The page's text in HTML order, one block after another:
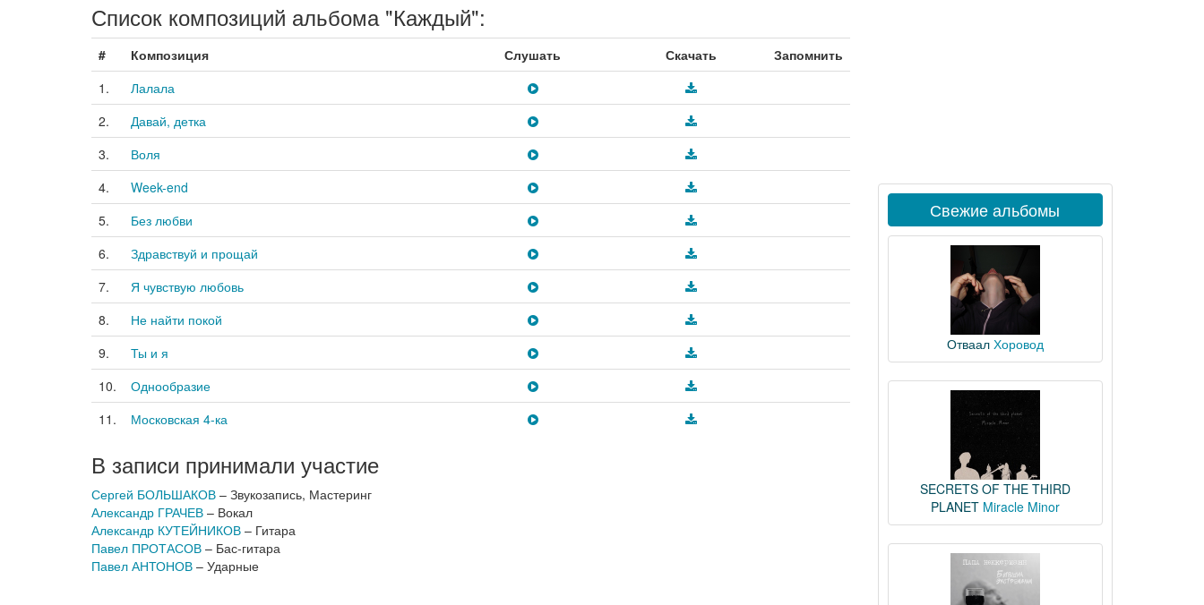
Список композиций альбома "Каждый":
# Композиция Слушать Скачать
Запомнить
1.
Лалала
2.
Давай, детка
3.
Воля
4.
Week-end
5.
Без любви
6.
Здравствуй и прощай
7.
Я чувствую любовь
8.
Не найти покой
9.
Ты и я
10.
Однообразие
11.
Московская 4-ка
В записи принимали участие
Сергей БОЛЬШАКОВ – Звукозапись, Мастеринг
Александр ГРАЧЕВ – Вокал
Александр КУТЕЙНИКОВ – Гитара
Павел ПРОТАСОВ – Бас-гитара
Павел АНТОНОВ – Ударные
Свежие альбомы
Отваал Хоровод
SECRETS OF THE THIRD
PLANET Miracle Minor